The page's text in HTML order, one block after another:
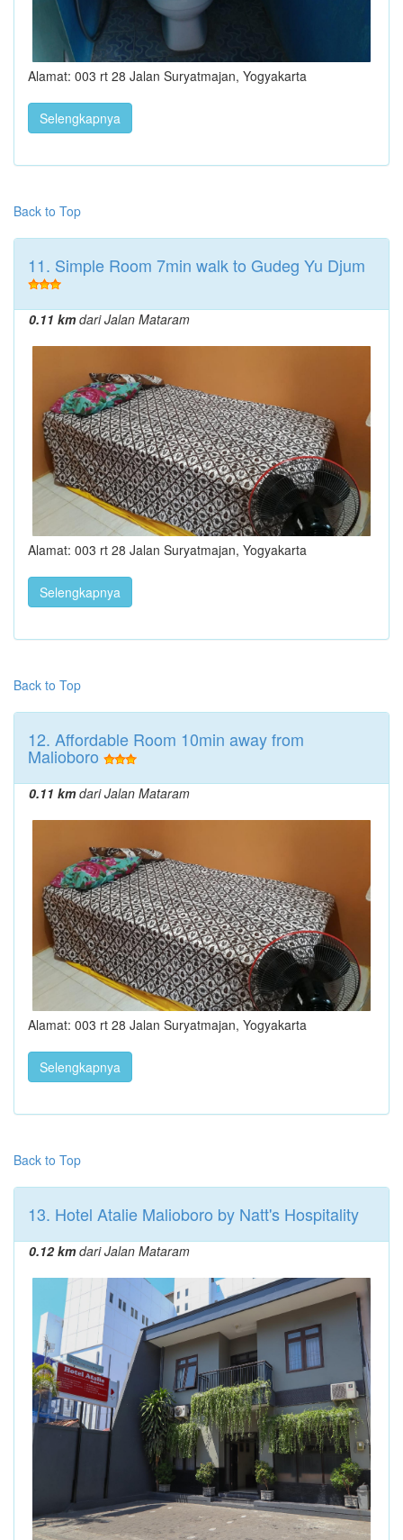
Alamat: 003 rt 28 Jalan Suryatmajan, Yogyakarta
Selengkapnya
Back to Top
11. Simple Room 7min walk to Gudeg Yu Djum
0.11 kmdari Jalan Mataram
Alamat: 003 rt 28 Jalan Suryatmajan, Yogyakarta
Selengkapnya
Back to Top
12. Affordable Room 10min away from
Malioboro
0.11 kmdari Jalan Mataram
Alamat: 003 rt 28 Jalan Suryatmajan, Yogyakarta
Selengkapnya
Back to Top
13. Hotel Atalie Malioboro by Natt's Hospitality
0.12 kmdari Jalan Mataram